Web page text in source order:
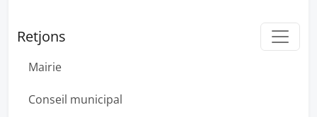
Retjons
Mairie
Conseil municipal